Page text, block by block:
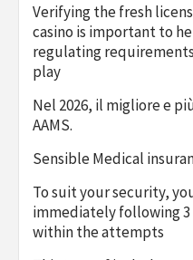
Verifying the fresh
casino is important to
regulating
play
Nel 2026, il migliore e
AAMS.
Sensible Medical
To suit your security,
immediately following
within the attempts